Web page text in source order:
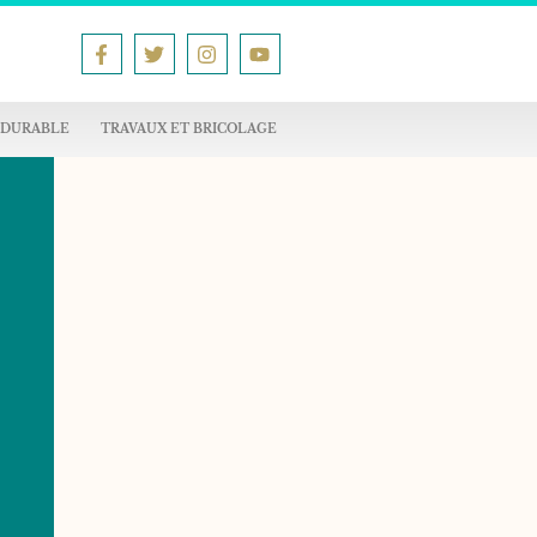
TRAVAUX ET BRICOLAGE